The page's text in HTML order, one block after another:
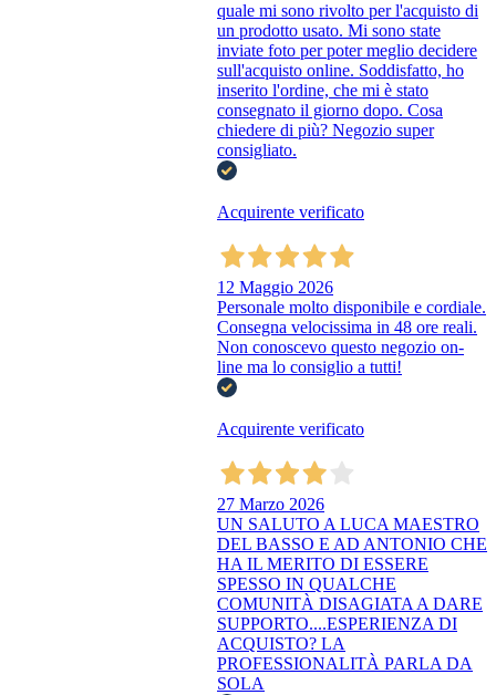
quale mi sono rivolto per l'acquisto di
un prodotto usato. Mi sono state
inviate foto per poter meglio decidere
sull'acquisto online. Soddisfatto, ho
inserito l'ordine, che mi è stato
consegnato il giorno dopo. Cosa
chiedere di più? Negozio super
consigliato.
Acquirente verificato
12 Maggio 2026
Personale molto disponibile e cordiale.
Consegna velocissima in 48 ore reali.
Non conoscevo questo negozio on-
line ma lo consiglio a tutti!
Acquirente verificato
27 Marzo 2026
UN SALUTO A LUCA MAESTRO
DEL BASSO E AD ANTONIO CHE
HA IL MERITO DI ESSERE
SPESSO IN QUALCHE
COMUNITÀ DISAGIATA A DARE
SUPPORTO....ESPERIENZA DI
ACQUISTO? LA
PROFESSIONALITÀ PARLA DA
SOLA